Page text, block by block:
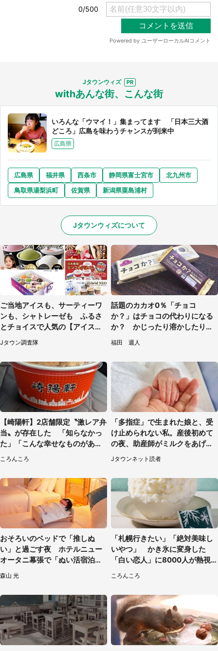
Jタウンウィズ
withあんな街、こんな街
いろんな「ウマイ！」集まってます 「日本三大酒
どころ」広島を味わうチャンスが到来中
広島県
広島県 福井県 西条市 静岡県富士宮市
北九州市
鳥取県湯梨浜町
佐賀県 新潟県粟島浦村
Jタウンウィズについて
ご当地アイスも、サーティーワ
ンも、シャトレーゼも ふるさ
とチョイスで人気の【アイス】
Jタウン調査隊
話題のカカオ0％「チョコ
か？」はチョコの代わりになる
か？ かじったり溶かしたりし
て食べてみた
福田 週人
【崎陽軒】2店舗限定〝激レア弁
当〟が存在した 「知らなかっ
た」「こんな幸せなものがあっ
ころんころ
「多指症」で生まれた娘と、受
け止められない私。産後初めて
の夜、助産師がミルクをあげて
るのを見て...（静岡県・20代女
性）
Jタウンネット読者
おそろいのベッドで「推しぬ
い」と過ごす夜 ホテルニュー
オータニ幕張で「ぬい活宿泊プ
ラン」開始【8／8～3／31】
森山 光
「札幌行きたい」「絶対美味し
いやつ」 かき氷に変身した
「白い恋人」に8000人が熱視
ころんころ